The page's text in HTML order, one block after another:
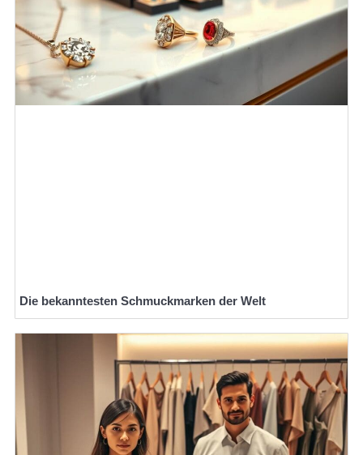
Die bekanntesten Schmuckmarken der Welt